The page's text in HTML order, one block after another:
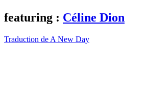
featuring : Céline Dion
Traduction de A New Day